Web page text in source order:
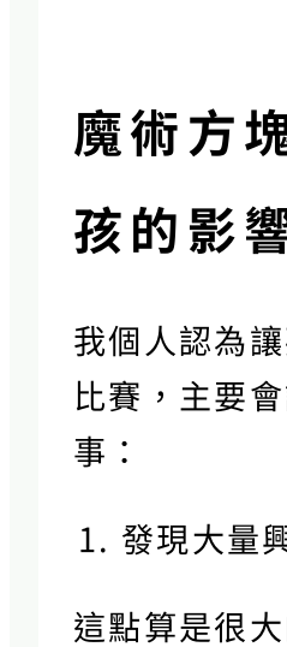
魔術方
孩的影
我個人認為
比賽，主要
事：
發現大量
這點算是很